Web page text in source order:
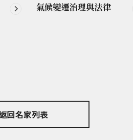
氣候變遷治理與法律
回名家列表